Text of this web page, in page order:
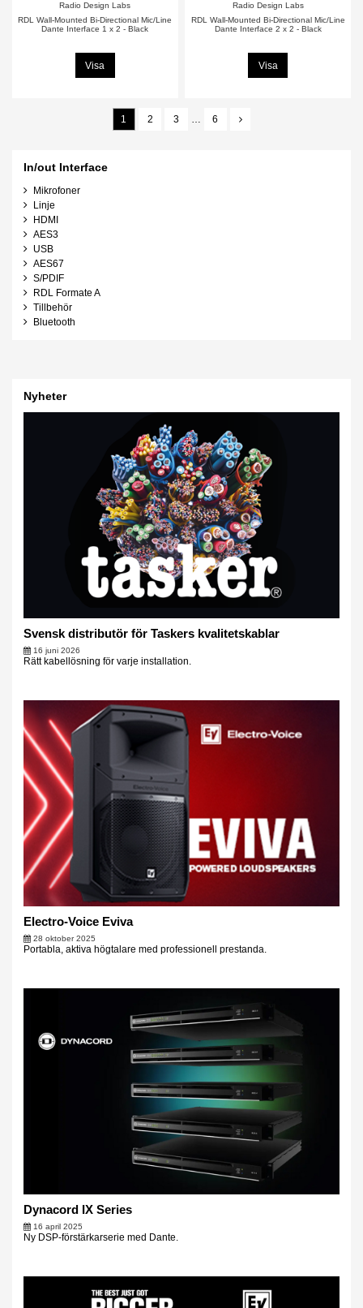
Radio Design Labs
RDL Wall-Mounted Bi-Directional Mic/Line
Dante Interface 1 x 2 - Black
Visa
Radio Design Labs
RDL Wall-Mounted Bi-Directional Mic/Line
Dante Interface 2 x 2 - Black
Visa
1 2 3 … 6
In/out Interface
Mikrofoner
Linje
HDMI
AES3
USB
AES67
S/PDIF
RDL Formate A
Tillbehör
Bluetooth
Nyheter
Svensk distributör för Taskers kvalitetskablar
16 juni 2026
Rätt kabellösning för varje installation.
Electro-Voice Eviva
28 oktober 2025
Portabla, aktiva högtalare med professionell prestanda.
Dynacord IX Series
16 april 2025
Ny DSP-förstärkarserie med Dante.